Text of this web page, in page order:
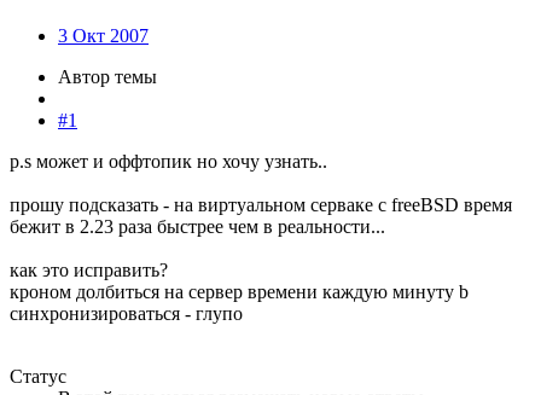
3 Окт 2007
Автор темы
#1
p.s может и оффтопик но хочу узнать..
прошу подсказать - на виртуальном серваке с freeBSD время
бежит в 2.23 раза быстрее чем в реальности...
как это исправить?
кроном долбиться на сервер времени каждую минуту b
синхронизироваться - глупо
Статус